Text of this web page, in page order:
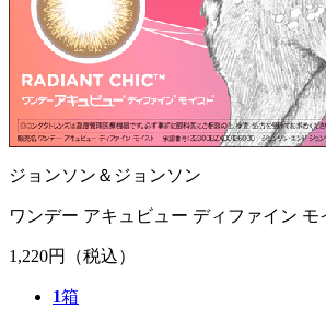
ジョンソン＆ジョンソン
ワンデー アキュビュー ディファイン
1,220円 （税込）
1箱